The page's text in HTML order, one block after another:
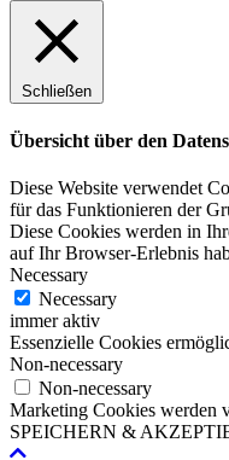
Schließen
Übersicht über den
Diese Website verwendet
für das Funktionieren der
Diese Cookies werden in
auf Ihr Browser-Erlebnis
Necessary
Necessary
immer aktiv
Essenzielle Cookies
Non-necessary
Non-necessary
Marketing Cookies werden
SPEICHERN &
Nach